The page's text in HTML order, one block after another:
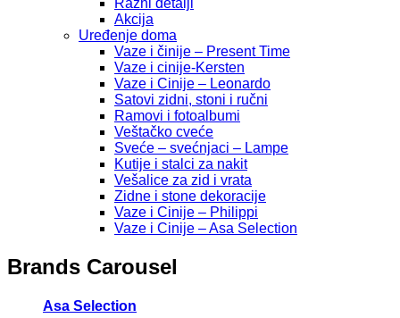
Razni detalji
Akcija
Uređenje doma
Vaze i činije – Present Time
Vaze i cinije-Kersten
Vaze i Cinije – Leonardo
Satovi zidni, stoni i ručni
Ramovi i fotoalbumi
Veštačko cveće
Sveće – svećnjaci – Lampe
Kutije i stalci za nakit
Vešalice za zid i vrata
Zidne i stone dekoracije
Vaze i Cinije – Philippi
Vaze i Cinije – Asa Selection
Brands Carousel
Asa Selection